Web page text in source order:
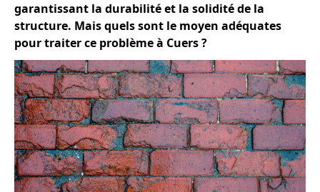
garantissant la durabilité et la solidité de la
structure. Mais quels sont le moyen adéquates
pour traiter ce problème à Cuers ?